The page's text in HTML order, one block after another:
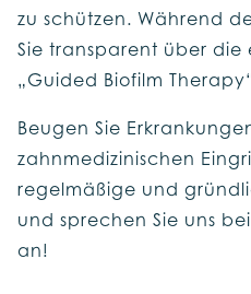
zu schützen. Während
Sie transparent über die
„Guided Biofilm
Beugen Sie
zahnmedizinischen
regelmäßige und
und sprechen Sie uns
an!